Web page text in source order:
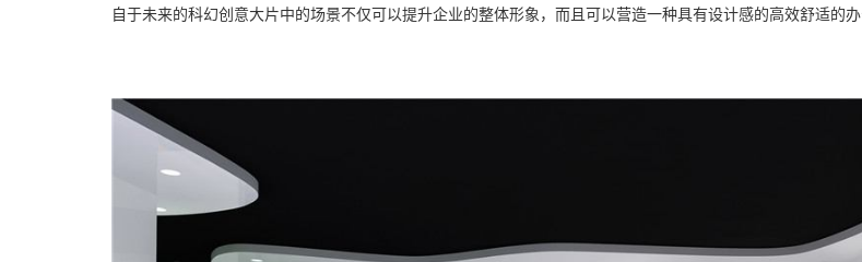
自于未来的科幻创意大片中的场景不仅可以提升企业的整体形象，而且可以营造一种具有设计感的高效舒适的办